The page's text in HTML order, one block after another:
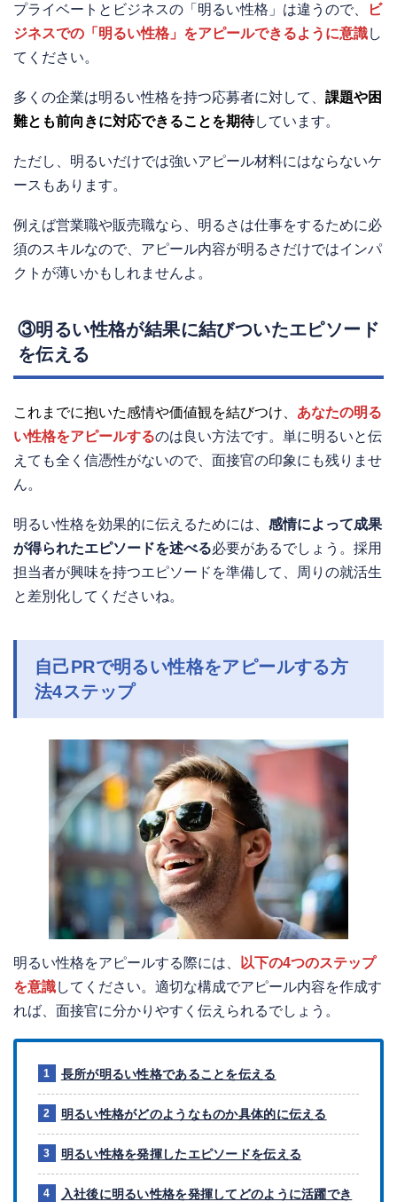
プライベートとビジネスの「明るい性格」は違うので、
ビ
ジネスでの「明るい性格」をアピールできるように意識し
てください。
多くの企業は明るい性格を持つ応募者に対して、 課題や困
難とも前向きに対応できることを期待しています。
ただし、明るいだけでは強いアピール材料にはならないケ
ースもあります。
例えば営業職や販売職なら、明るさは仕事をするために必
須のスキルなので、アピール内容が明るさだけではインパ
クトが薄いかもしれませんよ。
③明るい性格が結果に結びついたエピソード
を伝える
これまでに抱いた感情や価値観を結びつけ、 あなたの明る
い性格をアピールするのは良い方法です。単に明るいと伝
えても全く信憑性がないので、面接官の印象にも残りませ
ん。
明るい性格を効果的に伝えるためには、 感情によって成果
が得られたエピソードを述べる必要があるでしょう。採用
担当者が興味を持つエピソードを準備して、周りの就活生
と差別化してくださいね。
自己PRで明るい性格をアピールする方
法4ステップ
明るい性格をアピールする際には、
以下の4つのステップ
を意識してください。適切な構成でアピール内容を作成す
れば、面接官に分かりやすく伝えられるでしょう。
長所が明るい性格であることを伝える
明るい性格がどのようなものか具体的に伝える
明るい性格を発揮したエピソードを伝える
入社後に明るい性格を発揮してどのように活躍でき